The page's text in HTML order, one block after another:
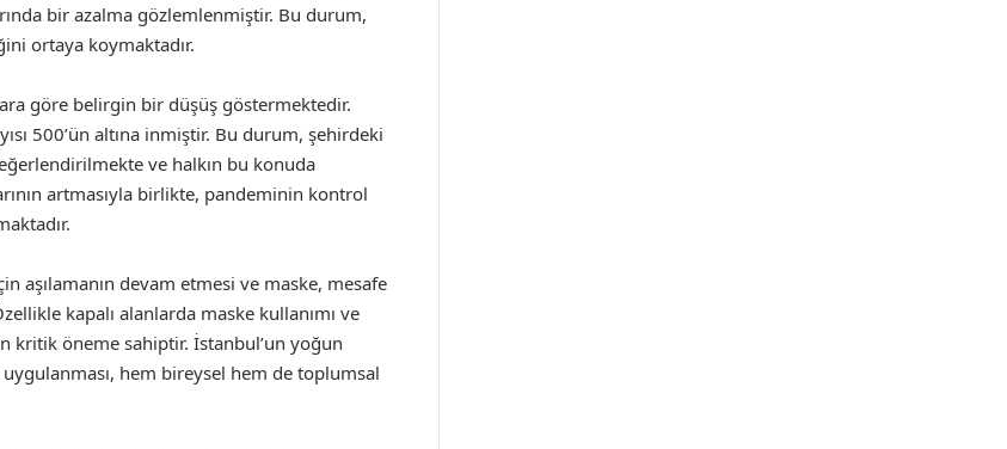
bir azalma gözlemlenmiştir. Bu durum,
ortaya koymaktadır.
göre belirgin bir düşüş göstermektedir.
500’ün altına inmiştir. Bu durum, şehirdeki
ve halkın bu konuda
artmasıyla birlikte, pandeminin kontrol
aşılamanın devam etmesi ve maske, mesafe
kapalı alanlarda maske kullanımı ve
kritik öneme sahiptir. İstanbul’un yoğun
hem bireysel hem de toplumsal